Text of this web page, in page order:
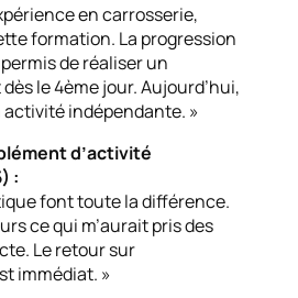
en carrosserie,
formation. La progression
de réaliser un
le 4ème jour. Aujourd’hui,
activité indépendante. »
d’activité
:
font toute la différence.
ce qui m’aurait pris des
Le retour sur
immédiat. »